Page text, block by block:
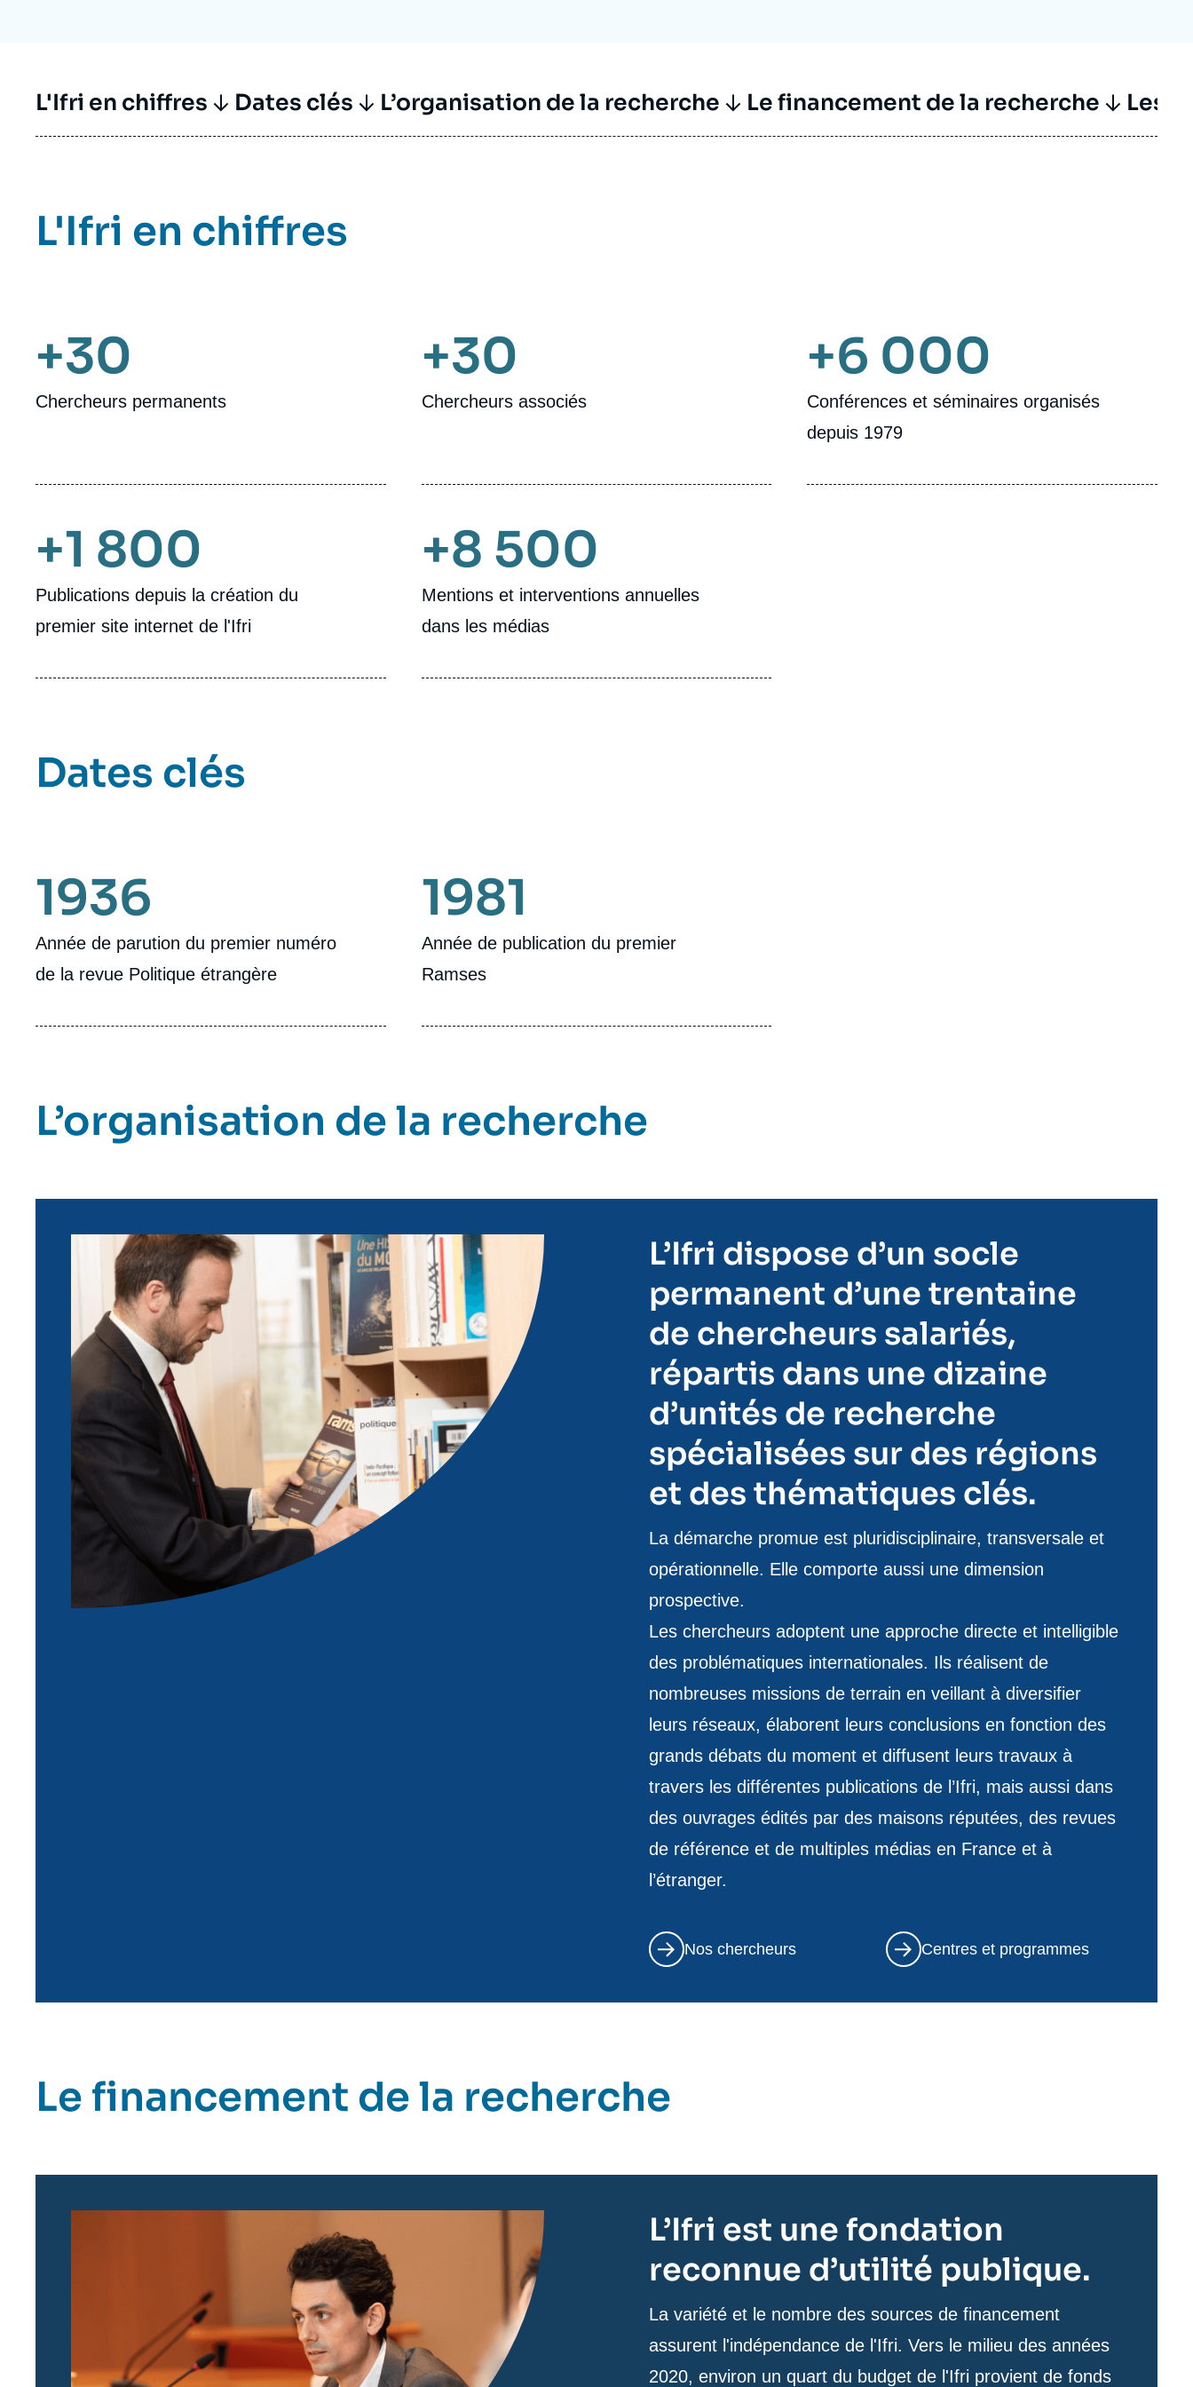
L'Ifri en chiffres Dates clés L’organisation de la recherche Le financement de la recherche Les
L'Ifri en chiffres
+30
Chercheurs permanents
+30
Chercheurs associés
+6 000
Conférences et séminaires organisés
depuis 1979
+1 800
Publications depuis la création du
premier site internet de l'Ifri
+8 500
Mentions et interventions annuelles
dans les médias
Dates clés
1936
Année de parution du premier numéro
de la revue Politique étrangère
1981
Année de publication du premier
Ramses
L’organisation de la recherche
L’Ifri dispose d’un socle
permanent d’une trentaine
de chercheurs salariés,
répartis dans une dizaine
d’unités de recherche
spécialisées sur des régions
et des thématiques clés.
Texte
de
contenu
La démarche promue est pluridisciplinaire, transversale et
opérationnelle. Elle comporte aussi une dimension
prospective.
Les chercheurs adoptent une approche directe et intelligible
des problématiques internationales. Ils réalisent de
nombreuses missions de terrain en veillant à diversifier
leurs réseaux, élaborent leurs conclusions en fonction des
grands débats du moment et diffusent leurs travaux à
travers les différentes publications de l’Ifri, mais aussi dans
des ouvrages édités par des maisons réputées, des revues
de référence et de multiples médias en France et à
l’étranger.
Nos chercheurs Centres et programmes
Le financement de la recherche
L’Ifri est une fondation
reconnue d’utilité publique.
Texte
de
contenu
La variété et le nombre des sources de financement
assurent l'indépendance de l'Ifri. Vers le milieu des années
2020, environ un quart du budget de l'Ifri provient de fonds